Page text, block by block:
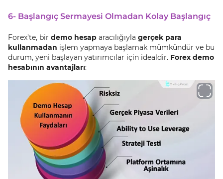
6- Başlangıç Sermayesi Olmadan Kolay Başlangıç
Forex’te, bir demo hesap aracılığıyla gerçek para
kullanmadan işlem yapmaya başlamak mümkündür ve bu
durum, yeni başlayan yatırımcılar için idealdir. Forex demo
hesabının avantajları: